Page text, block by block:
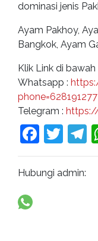
dominasi jenis
Ayam Pakhoy,
Bangkok, Ayam
Klik Link di
Whatsapp :
Telegram :
Hubungi admin: